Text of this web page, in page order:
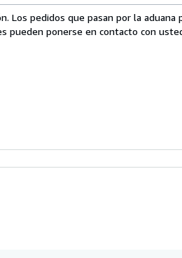
Los pedidos que pasan por la aduana
pueden ponerse en contacto con